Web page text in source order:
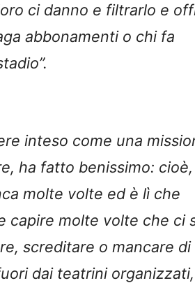
ci danno e filtrarlo e
abbonamenti o chi fa
inteso come una
ha fatto benissimo:
molte volte ed è lì che
capire molte volte che ci
screditare o mancare di
dai teatrini organizzati,